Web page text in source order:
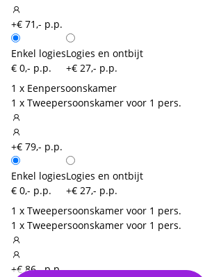
+€ 71,- p.p.
Enkel logies
€ 0,- p.p.
Logies en ontbijt
+€ 27,- p.p.
1 x Eenpersoonskamer
1 x Tweepersoonskamer voor 1 pers.
+€ 79,- p.p.
Enkel logies
€ 0,- p.p.
Logies en ontbijt
+€ 27,- p.p.
1 x Tweepersoonskamer voor 1 pers.
1 x Tweepersoonskamer voor 1 pers.
+€ 86,- p.p.